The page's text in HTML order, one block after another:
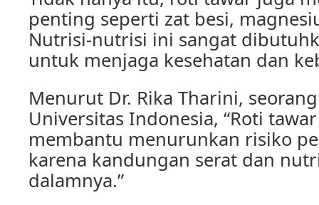
penting seperti zat besi,
Nutrisi-nutrisi ini sangat
untuk menjaga kesehatan dan
Menurut Dr. Rika Tharini,
Universitas Indonesia, “Roti
membantu menurunkan risiko
karena kandungan serat dan
dalamnya.”